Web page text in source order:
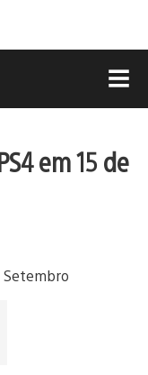
em 15 de